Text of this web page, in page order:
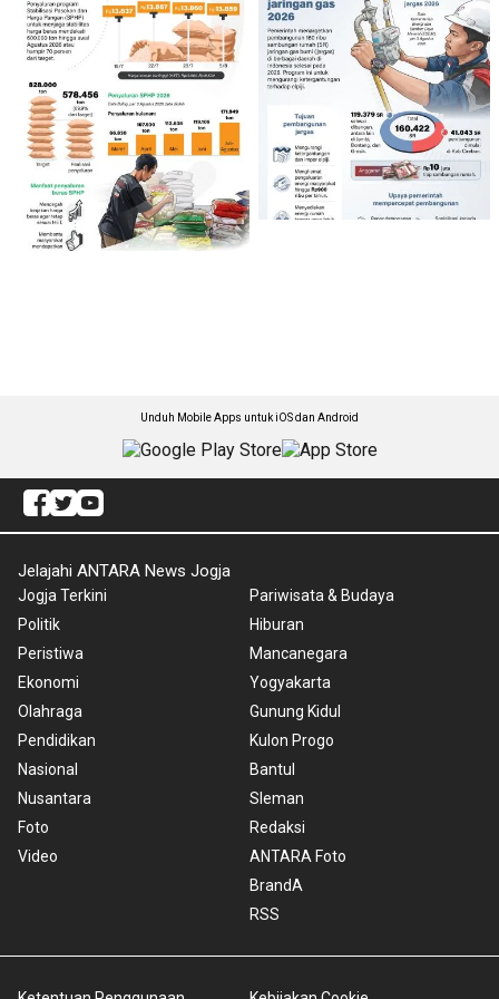
Unduh Mobile Apps untuk iOS dan Android
Jelajahi ANTARA News Jogja
Jogja Terkini
Politik
Peristiwa
Ekonomi
Olahraga
Pendidikan
Nasional
Nusantara
Foto
Video
Pariwisata & Budaya
Hiburan
Mancanegara
Yogyakarta
Gunung Kidul
Kulon Progo
Bantul
Sleman
Redaksi
ANTARA Foto
BrandA
RSS